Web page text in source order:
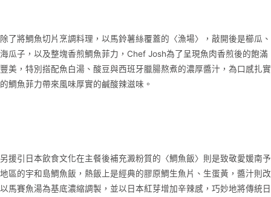
除了將鯛魚切片烹調料理，以馬鈴薯絲覆蓋的〈漁場〉，敲開後是櫛瓜、
海瓜子，以及整塊香煎鯛魚菲力，Chef Josh為了呈現魚肉香煎後的飽滿
豐美，特別搭配魚白湯、酸豆與西班牙臘腸熬煮的濃厚醬汁，為口感扎實
的鯛魚菲力帶來風味厚實的鹹酸辣滋味。
另援引日本飲食文化在主餐後補充澱粉質的〈鯛魚飯〉則是致敬愛媛南予
地區的宇和島鯛魚飯，熱飯上是經典的膠原鯛生魚片、生蛋黃，醬汁則改
以馬賽魚湯為基底濃縮調製，並以日本紅芽增加辛辣感，巧妙地將傳統日